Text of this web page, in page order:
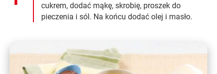
cukrem, dodać mąkę, skrobię, proszek do
pieczenia i sól. Na końcu dodać olej i masło.